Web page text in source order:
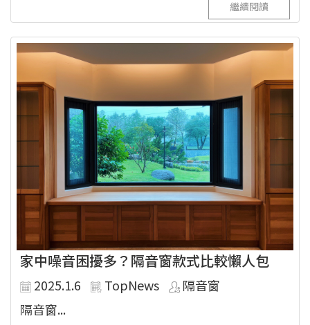
繼續閱讀
家中噪音困擾多？隔音窗款式比較懶人包
2025.1.6 TopNews
隔音窗
隔音窗...